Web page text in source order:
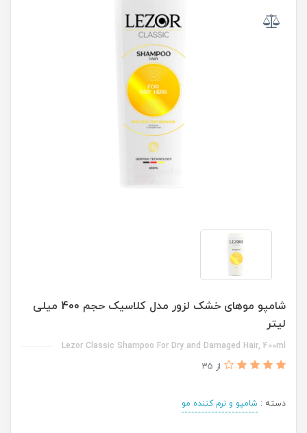
شامپو موهای خشک لزور مدل کلاسیک حجم 400 میلی
لیتر
Lezor Classic Shampoo For Dry and Damaged Hair, 400ml
از 35
دسته : شامپو و نرم کننده مو